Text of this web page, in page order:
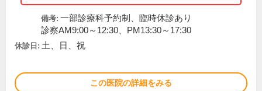
備考: 一部診療科予約制、臨時休診あり
診察AM9:00～12:30、PM13:30～17:30
休診日: 土、日、祝
この医院の詳細をみる